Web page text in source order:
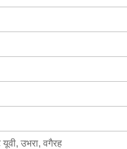
उभरा, वगैरह